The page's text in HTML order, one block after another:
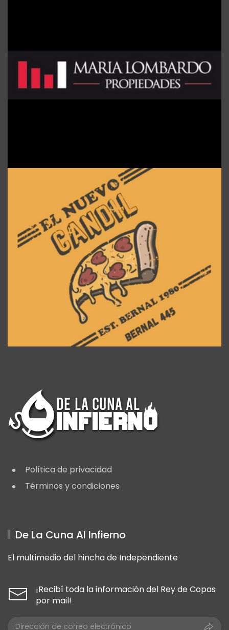
Política de privacidad
Términos y condiciones
De La Cuna Al Infierno
El multimedio del hincha de Independiente
¡Recibí toda la información del Rey de Copas
por mail!